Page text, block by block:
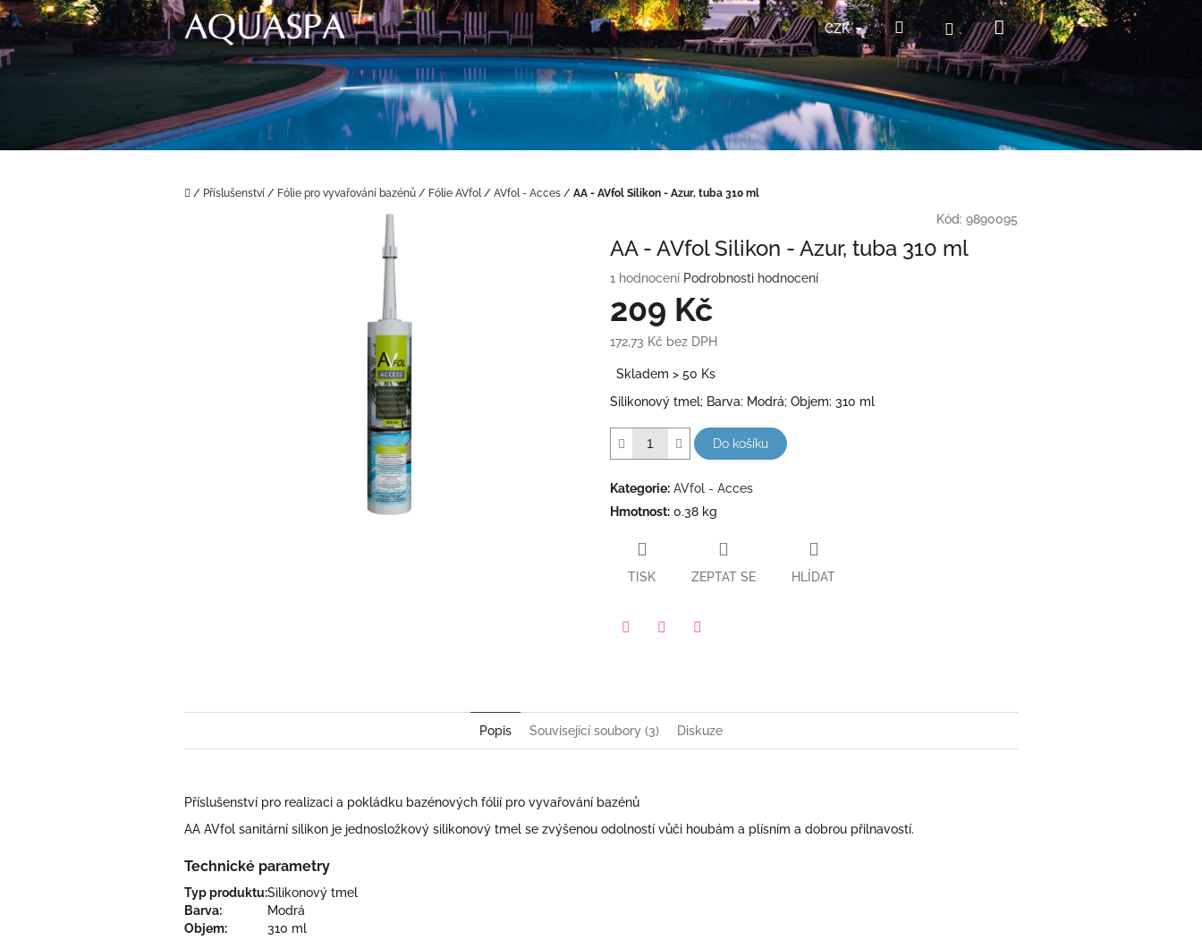
Přejít
na
CZK HledatPřihlášeníNákupní
košík
Domů
/ Příslušenství / Fólie pro vyvařování bazénů / Fólie AVfol / AVfol - Acces / AA - AVfol Silikon - Azur, tuba 310 ml
Kód: 9890095
AA - AVfol Silikon - Azur, tuba 310 ml
Průměrné
produktu
5,0
hvězdiček.
1 hodnocení Podrobnosti hodnocení
209 Kč
172,73 Kč bez DPH
cena:
Skladem > 50 Ks
Silikonový tmel; Barva: Modrá; Objem: 310 ml
Do košíku
Kategorie: AVfol - Acces
Hmotnost: 0.38 kg
TISK ZEPTAT SE HLÍDAT
Popis Související soubory (3) Diskuze
Příslušenství pro realizaci a pokládku bazénových fólií pro vyvařování bazénů
AA AVfol sanitární silikon je jednosložkový silikonový tmel se zvýšenou odolností vůči houbám a plísním a dobrou přilnavostí.
Technické parametry
Typ produktu:Silikonový tmel
Barva:
Modrá
Objem:
310 ml